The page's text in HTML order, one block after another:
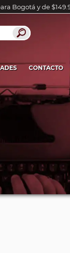
Bogotá y de
CONTACTO